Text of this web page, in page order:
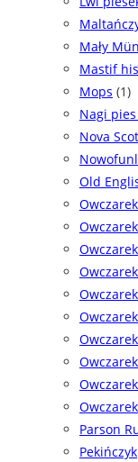
Mały
Mastif
Mops (1)
Nagi
Nova
Old
Parson
Pekińczyk